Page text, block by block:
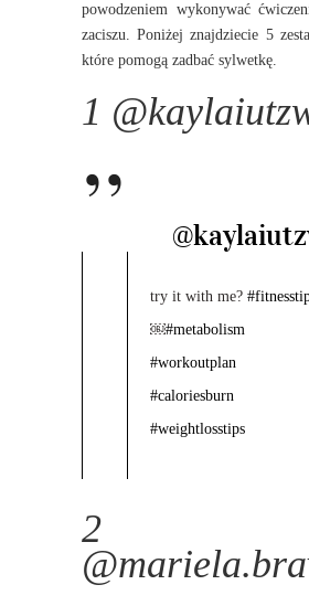
powodzeniem wykonywać
zaciszu. Poniżej znajdziecie 5
które pomogą zadbać sylwetkę.
1
try it with me?
￼#metabolism
#workoutplan
#caloriesburn
#weightlosstips
2